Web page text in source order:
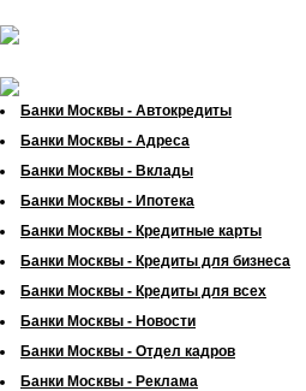
Банки Москвы - Автокредиты
Банки Москвы - Адреса
Банки Москвы - Вклады
Банки Москвы - Ипотека
Банки Москвы - Кредитные карты
Банки Москвы - Кредиты для бизнеса
Банки Москвы - Кредиты для всех
Банки Москвы - Новости
Банки Москвы - Отдел кадров
Банки Москвы - Реклама